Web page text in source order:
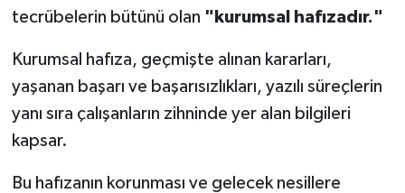
tecrübelerin bütünü olan "kurumsal hafızadır."
Kurumsal hafıza, geçmişte alınan kararları,
yaşanan başarı ve başarısızlıkları, yazılı süreçlerin
yanı sıra çalışanların zihninde yer alan bilgileri
kapsar.
Bu hafızanın korunması ve gelecek nesillere
Yaşam